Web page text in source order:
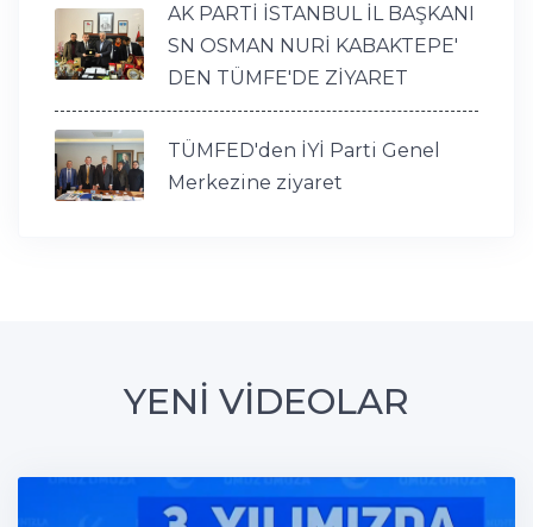
AK PARTİ İSTANBUL İL BAŞKANI
SN OSMAN NURİ KABAKTEPE'
DEN TÜMFE'DE ZİYARET
TÜMFED'den İYİ Parti Genel
Merkezine ziyaret
YENİ VİDEOLAR